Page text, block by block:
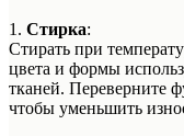
1. Стирка:
Стирать при
цвета и формы
тканей. Переверните
чтобы уменьшить